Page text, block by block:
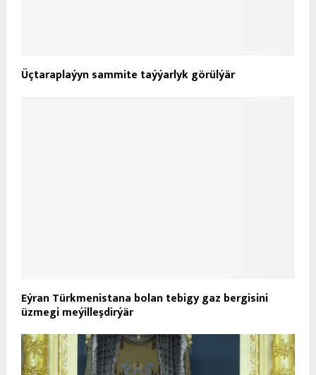
Üçtaraplaýyn sammite taýýarlyk görülýär
Eýran Türkmenistana bolan tebigy gaz bergisini
üzmegi meýilleşdirýär